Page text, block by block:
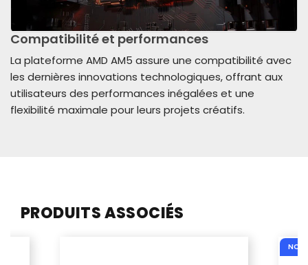
Compatibilité et performances
La plateforme AMD AM5 assure une compatibilité avec
les dernières innovations technologiques, offrant aux
utilisateurs des performances inégalées et une
flexibilité maximale pour leurs projets créatifs.
PRODUITS ASSOCIÉS